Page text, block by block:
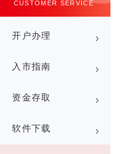
CUSTOMER SERVICE
开户办理
入市指南
资金存取
软件下载